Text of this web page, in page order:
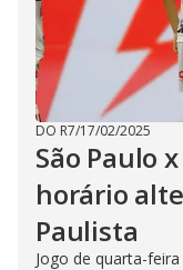
DO R7/17/02/2025
São Paulo
horário
Paulista
Jogo de quarta-